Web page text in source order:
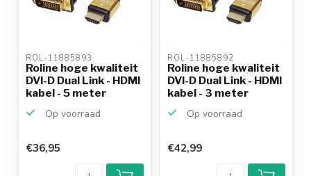
ROL-11885893
Roline hoge kwaliteit
DVI-D Dual Link - HDMI
kabel - 5 meter
Op voorraad
€36,95
ROL-11885892
Roline hoge kwaliteit
DVI-D Dual Link - HDMI
kabel - 3 meter
Op voorraad
€42,99